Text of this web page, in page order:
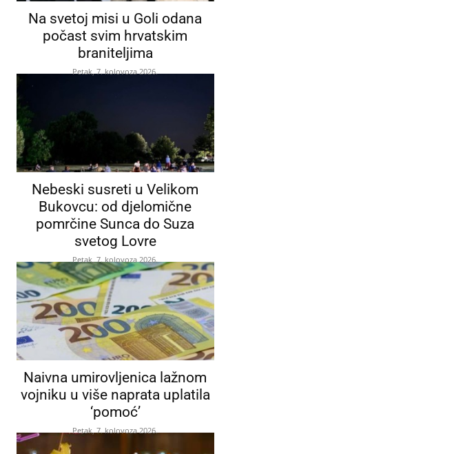
Na svetoj misi u Goli odana
počast svim hrvatskim
braniteljima
Petak, 7. kolovoza 2026.
Nebeski susreti u Velikom
Bukovcu: od djelomične
pomrčine Sunca do Suza
svetog Lovre
Petak, 7. kolovoza 2026.
Naivna umirovljenica lažnom
vojniku u više naprata uplatila
‘pomoć’
Petak, 7. kolovoza 2026.